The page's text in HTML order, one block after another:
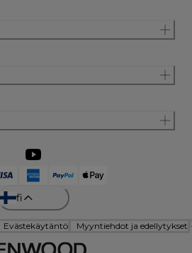
fi
Evästekäytäntö Myyntiehdot ja edellytykset